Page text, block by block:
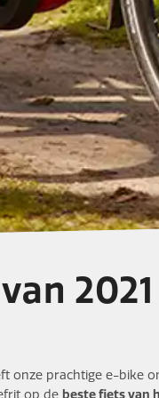
onze prachtige e-bike
op de beste fiets van